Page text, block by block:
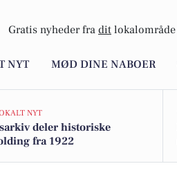
Gratis nyheder fra dit
NYT MØD DINE NABOER
NYT
deler historiske
fra 1922